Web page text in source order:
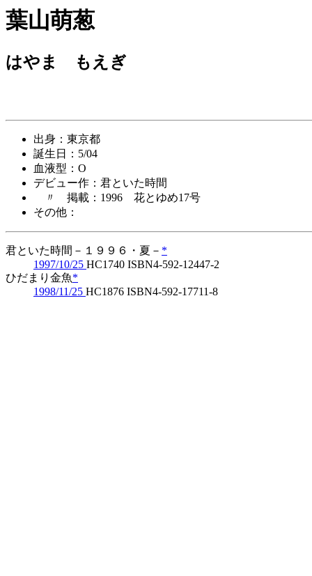
葉山萌葱
はやま もえぎ
出身：東京都
誕生日：5/04
血液型：O
デビュー作：君といた時間
〃 掲載：1996 花とゆめ17号
その他：
君といた時間－１９９６・夏－ *
1997/10/25 HC1740 ISBN4-592-12447-2
ひだまり金魚*
1998/11/25 HC1876 ISBN4-592-17711-8